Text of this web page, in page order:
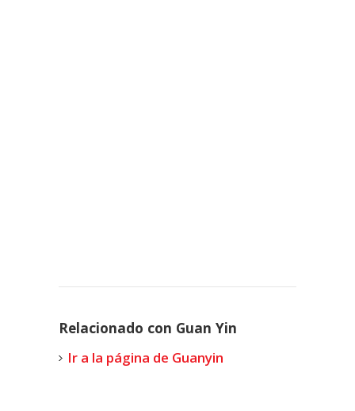
Relacionado con Guan Yin
Ir a la página de Guanyin